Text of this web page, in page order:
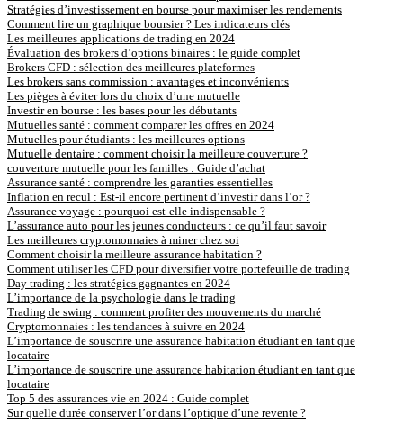
Stratégies d’investissement en bourse pour maximiser les rendements
Comment lire un graphique boursier ? Les indicateurs clés
Les meilleures applications de trading en 2024
Évaluation des brokers d’options binaires : le guide complet
Brokers CFD : sélection des meilleures plateformes
Les brokers sans commission : avantages et inconvénients
Les pièges à éviter lors du choix d’une mutuelle
Investir en bourse : les bases pour les débutants
Mutuelles santé : comment comparer les offres en 2024
Mutuelles pour étudiants : les meilleures options
Mutuelle dentaire : comment choisir la meilleure couverture ?
couverture mutuelle pour les familles : Guide d’achat
Assurance santé : comprendre les garanties essentielles
Inflation en recul : Est-il encore pertinent d’investir dans l’or ?
Assurance voyage : pourquoi est-elle indispensable ?
L’assurance auto pour les jeunes conducteurs : ce qu’il faut savoir
Les meilleures cryptomonnaies à miner chez soi
Comment choisir la meilleure assurance habitation ?
Comment utiliser les CFD pour diversifier votre portefeuille de trading
Day trading : les stratégies gagnantes en 2024
L’importance de la psychologie dans le trading
Trading de swing : comment profiter des mouvements du marché
Cryptomonnaies : les tendances à suivre en 2024
L’importance de souscrire une assurance habitation étudiant en tant que
locataire
L’importance de souscrire une assurance habitation étudiant en tant que
locataire
Top 5 des assurances vie en 2024 : Guide complet
Sur quelle durée conserver l’or dans l’optique d’une revente ?